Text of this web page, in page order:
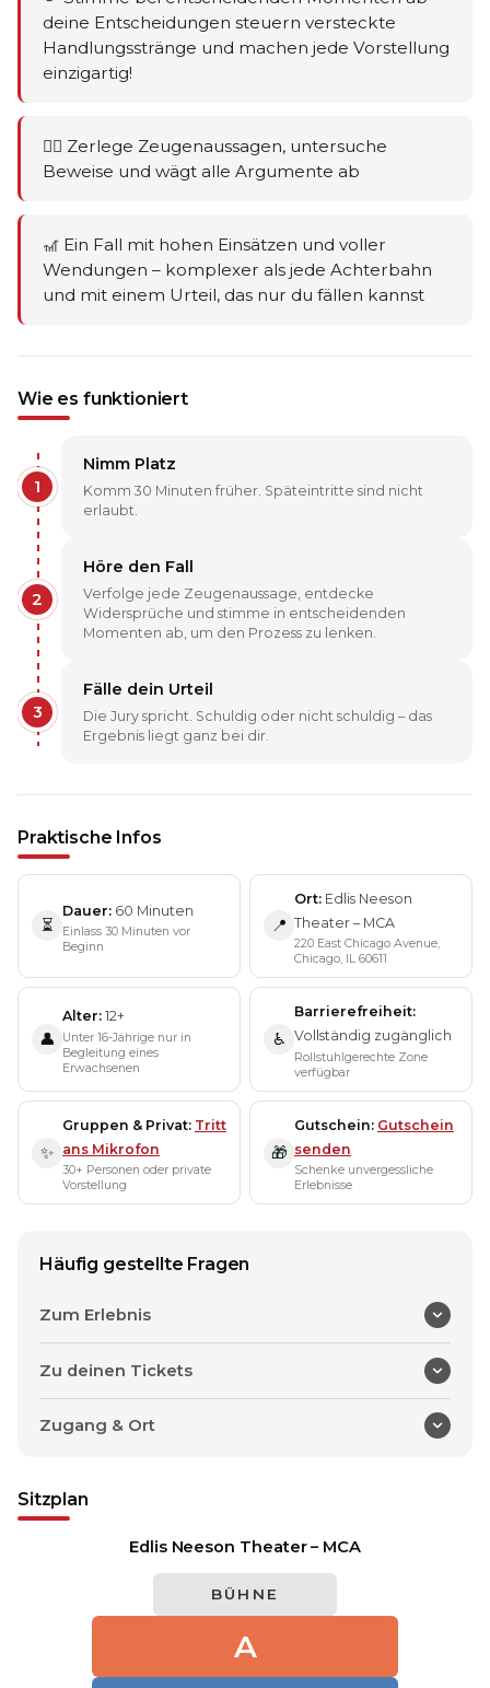
deine Entscheidungen steuern versteckte
Handlungsstränge und machen jede Vorstellung
einzigartig!
🕵️‍♂️ Zerlege Zeugenaussagen, untersuche
Beweise und wägt alle Argumente ab
🎢 Ein Fall mit hohen Einsätzen und voller
Wendungen – komplexer als jede Achterbahn
und mit einem Urteil, das nur du fällen kannst
Wie es funktioniert
1
Nimm Platz
Komm 30 Minuten früher. Späteintritte sind nicht
erlaubt.
2
Höre den Fall
Verfolge jede Zeugenaussage, entdecke
Widersprüche und stimme in entscheidenden
Momenten ab, um den Prozess zu lenken.
3
Fälle dein Urteil
Die Jury spricht. Schuldig oder nicht schuldig – das
Ergebnis liegt ganz bei dir.
Praktische Infos
⏳
Dauer 60 Minuten
Einlass 30 Minuten vor
Beginn
📍
Ort Edlis Neeson
Theater – MCA
220 East Chicago Avenue,
Chicago, IL 60611
👤
Alter 12+
Unter 16-Jährige nur in
Begleitung eines
Erwachsenen
♿
Barrierefreiheit
Vollständig zugänglich
Rollstuhlgerechte Zone
verfügbar
✨
Gruppen & Privat Tritt
ans Mikrofon
30+ Personen oder private
Vorstellung
🎁
Gutschein Gutschein
senden
Schenke unvergessliche
Erlebnisse
Häufig gestellte Fragen
Zum Erlebnis
Zu deinen Tickets
Zugang & Ort
Sitzplan
Edlis Neeson Theater – MCA
BÜHNE
A